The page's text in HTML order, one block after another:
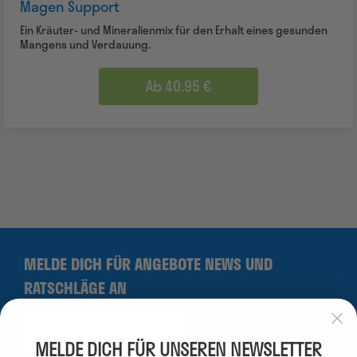
Magen Support
Ein Kräuter- und Mineralienmix für den Erhalt eines gesunden
Mangens und Verdauung.
Ab 40.95 €
MELDE DICH FÜR ANGEBOTE NEWS UND
RATSCHLÄGE AN
MELDE DICH FÜR UNSEREN NEWSLETTER